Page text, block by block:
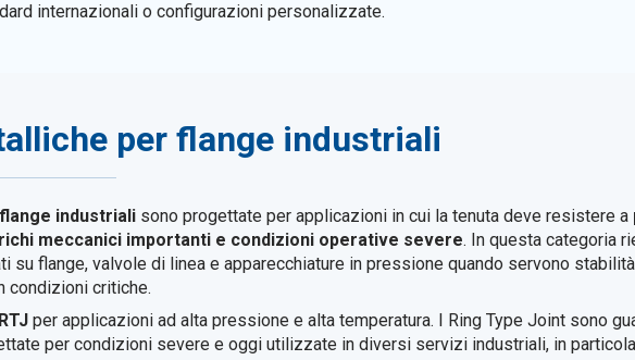
internazionali o configurazioni personalizzate.
per flange industriali
industriali sono progettate per applicazioni in cui la tenuta deve resistere a
meccanici importanti e condizioni operative severe. In questa categoria
su flange, valvole di linea e apparecchiature in pressione quando servono
condizioni critiche.
per applicazioni ad alta pressione e alta temperatura. I Ring Type Joint sono
per condizioni severe e oggi utilizzate in diversi servizi industriali, in